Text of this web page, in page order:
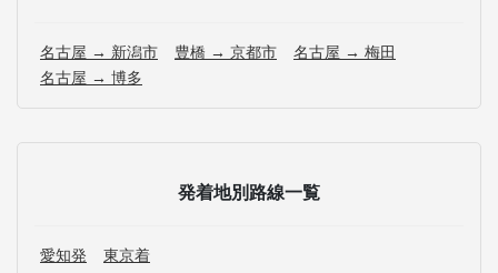
名古屋 → 新潟市 豊橋 → 京都市
名古屋 → 梅田
名古屋 → 博多
発着地別路線一覧
愛知発 東京着